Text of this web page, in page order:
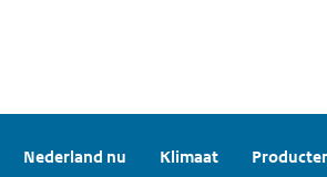
Nederland nu Klimaat